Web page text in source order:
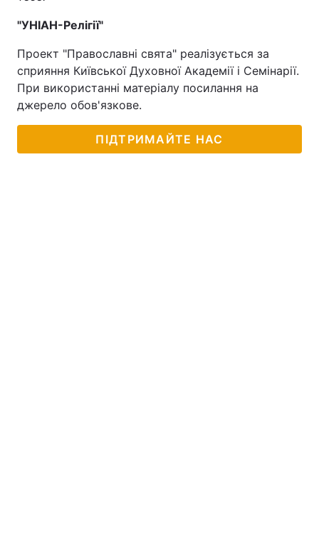
"УНІАН-Релігії"
Проект "Православні свята" реалізується за
сприяння Київської Духовної Академії і Семінарії.
При використанні матеріалу посилання на
джерело обов'язкове.
ПІДТРИМАЙТЕ НАС